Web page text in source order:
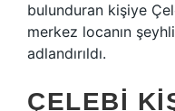
bulunduran kişiye
merkez locanın
adlandırıldı.
ÇELEBI